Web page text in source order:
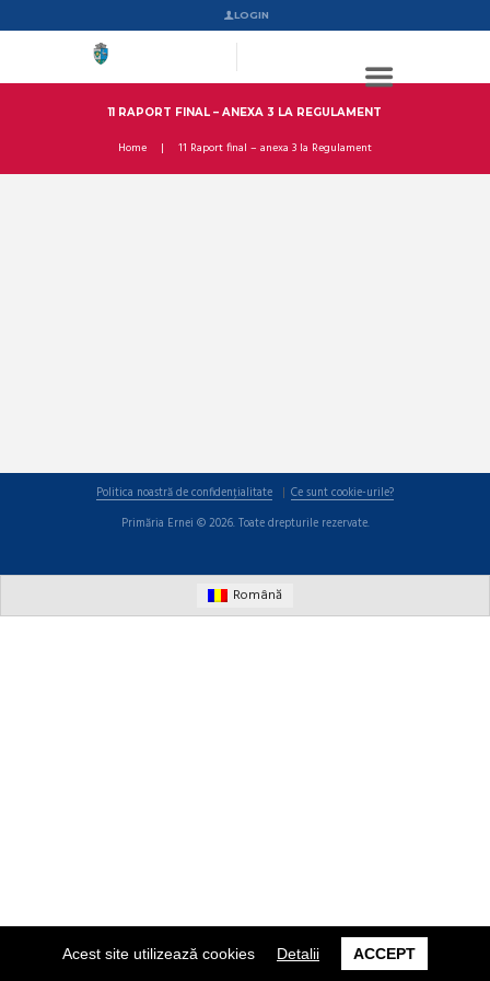
Acest site utilizează cookies Detalii ACCEPT
LOGIN
11 RAPORT FINAL – ANEXA 3 LA REGULAMENT
Home 11 Raport final – anexa 3 la Regulament
Politica noastră de confidențialitate
Ce sunt cookie-urile?
Primăria Ernei © 2026. Toate drepturile rezervate.
Română